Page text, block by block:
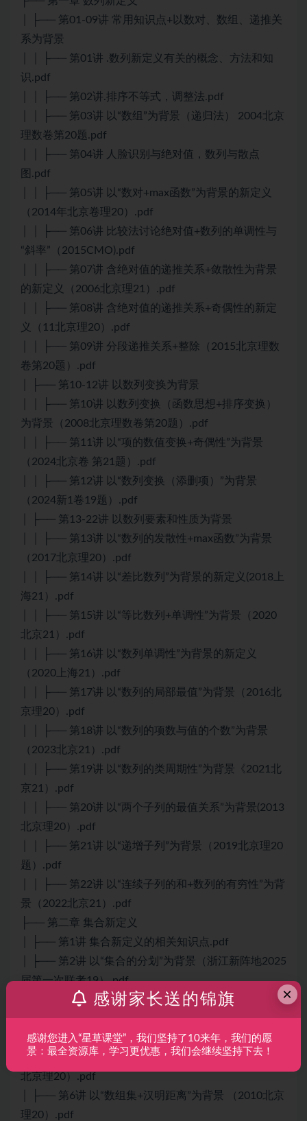
│ ├── 第01-09讲 常用知识点+以数对、数组、递推关
系为背景
│ │ ├── 第01讲 .数列新定义有关的概念、方法和知
识.pdf
│ │ ├── 第02讲.排序不等式，调整法.pdf
│ │ ├── 第03讲 以“数组”为背景（递归法） 2004北京
理数卷第20题.pdf
│ │ ├── 第04讲 人脸识别与绝对值，数列与散点
图.pdf
│ │ ├── 第05讲 以“数对+max函数”为背景的新定义
（2014年北京卷理20）.pdf
│ │ ├── 第06讲 比较法讨论绝对值+数列的单调性与
“斜率”（2015CMO).pdf
│ │ ├── 第07讲 含绝对值的递推关系+敛散性为背景
的新定义（2006北京理21）.pdf
│ │ ├── 第08讲 含绝对值的递推关系+奇偶性的新定
义（11北京理20）.pdf
│ │ ├── 第09讲 分段递推关系+整除（2015北京理数
卷第20题）.pdf
│ ├── 第10-12讲 以数列变换为背景
│ │ ├── 第10讲 以数列变换（函数思想+排序变换）
为背景（2008北京理数卷第20题）.pdf
│ │ ├── 第11讲 以“项的数值变换+奇偶性”为背景
（2024北京卷 第21题）.pdf
│ │ ├── 第12讲 以“数列变换（添删项）”为背景
（2024新1卷19题）.pdf
│ ├── 第13-22讲 以数列要素和性质为背景
│ │ ├── 第13讲 以“数列的发散性+max函数”为背景
（2017北京理20）.pdf
│ │ ├── 第14讲 以“差比数列”为背景的新定义(2018上
海21）.pdf
│ │ ├── 第15讲 以“等比数列+单调性”为背景（2020
北京21）.pdf
│ │ ├── 第16讲 以“数列单调性”为背景的新定义
（2020上海21）.pdf
│ │ ├── 第17讲 以“数列的局部最值”为背景（2016北
京理20）.pdf
│ │ ├── 第18讲 以“数列的项数与值的个数”为背景
（2023北京21）.pdf
│ │ ├── 第19讲 以“数列的类周期性”为背景《2021北
京21）.pdf
│ │ ├── 第20讲 以“两个子列的最值关系”为背景(2013
北京理20）.pdf
│ │ ├── 第21讲 以“递增子列”为背景（2019北京理20
题）.pdf
│ │ ├── 第22讲 以“连续子列的和+数列的有穷性”为背
景（2022北京21）.pdf
├── 第二章 集合新定义
│ ├── 第1讲 集合新定义的相关知识点.pdf
│ ├── 第2讲 以“集合的分划”为背景（浙江新阵地2025
届第一次联考19）.pdf
│ ├── 第3讲 以“集合的分划+min函数”为背景 （2018
北京理20）.pdf
│ ├── 第4讲 以“集合的阶（即元素个数）”为背景.pdf
│ ├── 第5讲 以“集合相等、集合新性质”为背景（2009
北京理20）.pdf
│ ├── 第6讲 以“数组集+汉明距离”为背景 （2010北京
理20）.pdf
×
感谢家长送的锦旗
感谢您进入“星草课堂”，我们坚持了10来年，我们的愿
景：最全资源库，学习更优惠，我们会继续坚持下去！